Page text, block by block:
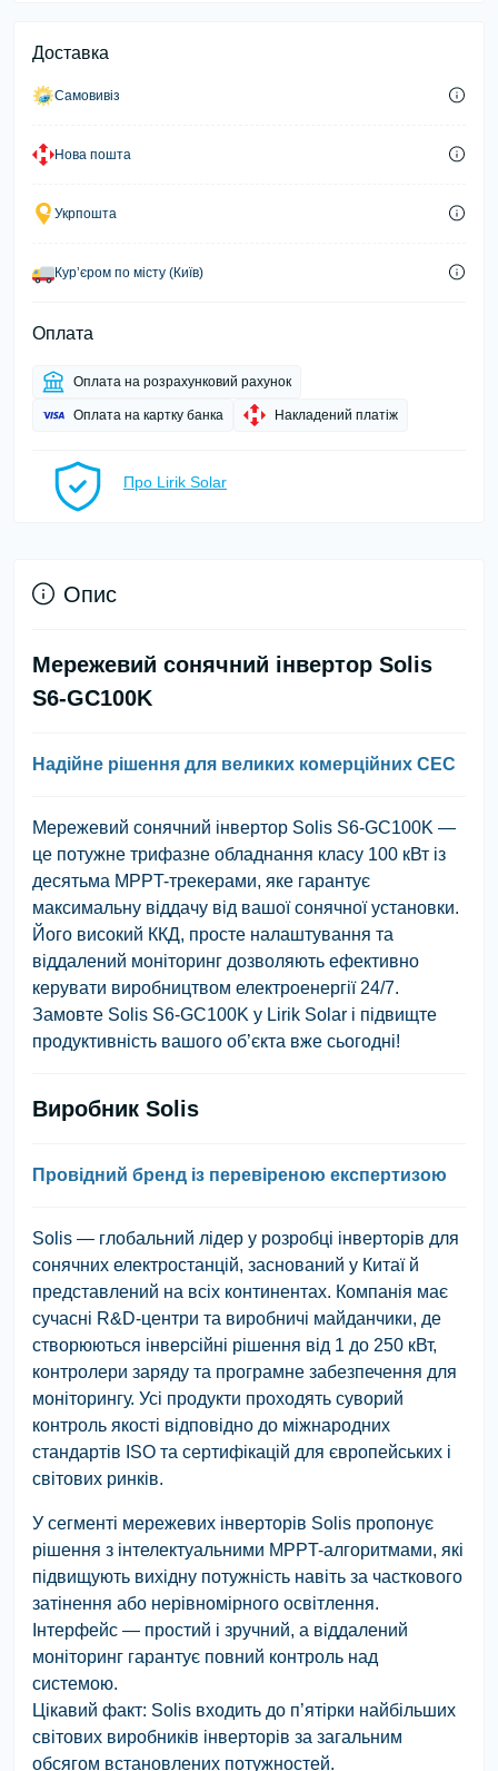
Доставка
Самовивіз
Нова пошта
Укрпошта
Курʼєром по місту (Київ)
Оплата
Оплата на розрахунковий рахунок
Оплата на картку банка Накладений платіж
Про Lirik Solar
Опис
Мережевий сонячний інвертор Solis
S6-GC100K
Надійне рішення для великих комерційних СЕС
Мережевий сонячний інвертор Solis S6-GC100K —
це потужне трифазне обладнання класу 100 кВт із
десятьма MPPT-трекерами, яке гарантує
максимальну віддачу від вашої сонячної установки.
Його високий ККД, просте налаштування та
віддалений моніторинг дозволяють ефективно
керувати виробництвом електроенергії 24/7.
Замовте Solis S6-GC100K у Lirik Solar і підвищте
продуктивність вашого об’єкта вже сьогодні!
Виробник Solis
Провідний бренд із перевіреною експертизою
Solis — глобальний лідер у розробці інверторів для
сонячних електростанцій, заснований у Китаї й
представлений на всіх континентах. Компанія має
сучасні R&D-центри та виробничі майданчики, де
створюються інверсійні рішення від 1 до 250 кВт,
контролери заряду та програмне забезпечення для
моніторингу. Усі продукти проходять суворий
контроль якості відповідно до міжнародних
стандартів ISO та сертифікацій для європейських і
світових ринків.
У сегменті мережевих інверторів Solis пропонує
рішення з інтелектуальними MPPT-алгоритмами, які
підвищують вихідну потужність навіть за часткового
затінення або нерівномірного освітлення.
Інтерфейс — простий і зручний, а віддалений
моніторинг гарантує повний контроль над
системою.
Цікавий факт: Solis входить до п’ятірки найбільших
світових виробників інверторів за загальним
обсягом встановлених потужностей.